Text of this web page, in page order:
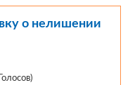
о нелишении